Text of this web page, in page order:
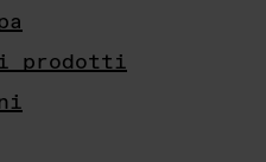
prodotti